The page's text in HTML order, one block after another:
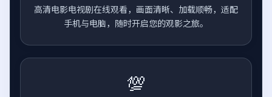
高清电影电视剧在线观看，画面清晰、加载顺畅，适配
手机与电脑，随时开启您的观影之旅。
💯